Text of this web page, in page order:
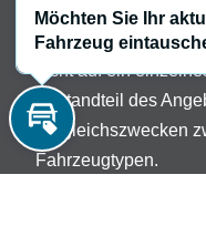
nicht auf ein
Bestandteil des
Vergleichszwecken
Fahrzeugtypen.
Inzahlungnahme
Möchten Sie Ihr
Fahrzeug